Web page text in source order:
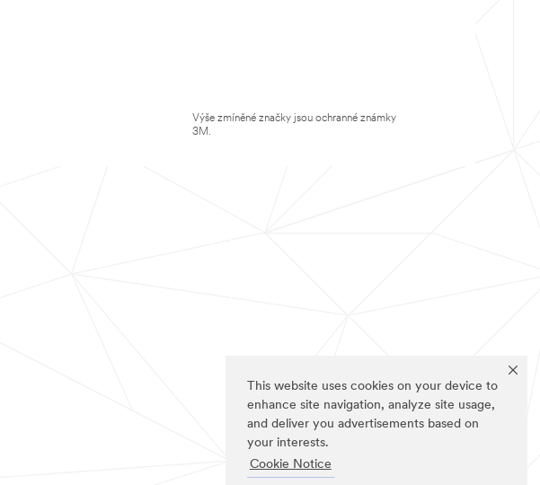
This website uses cookies on your device to
enhance site navigation, analyze site usage,
and deliver you advertisements based on
your interests.
Cookie Notice
Výše zmíněné značky jsou ochranné známky
3M.